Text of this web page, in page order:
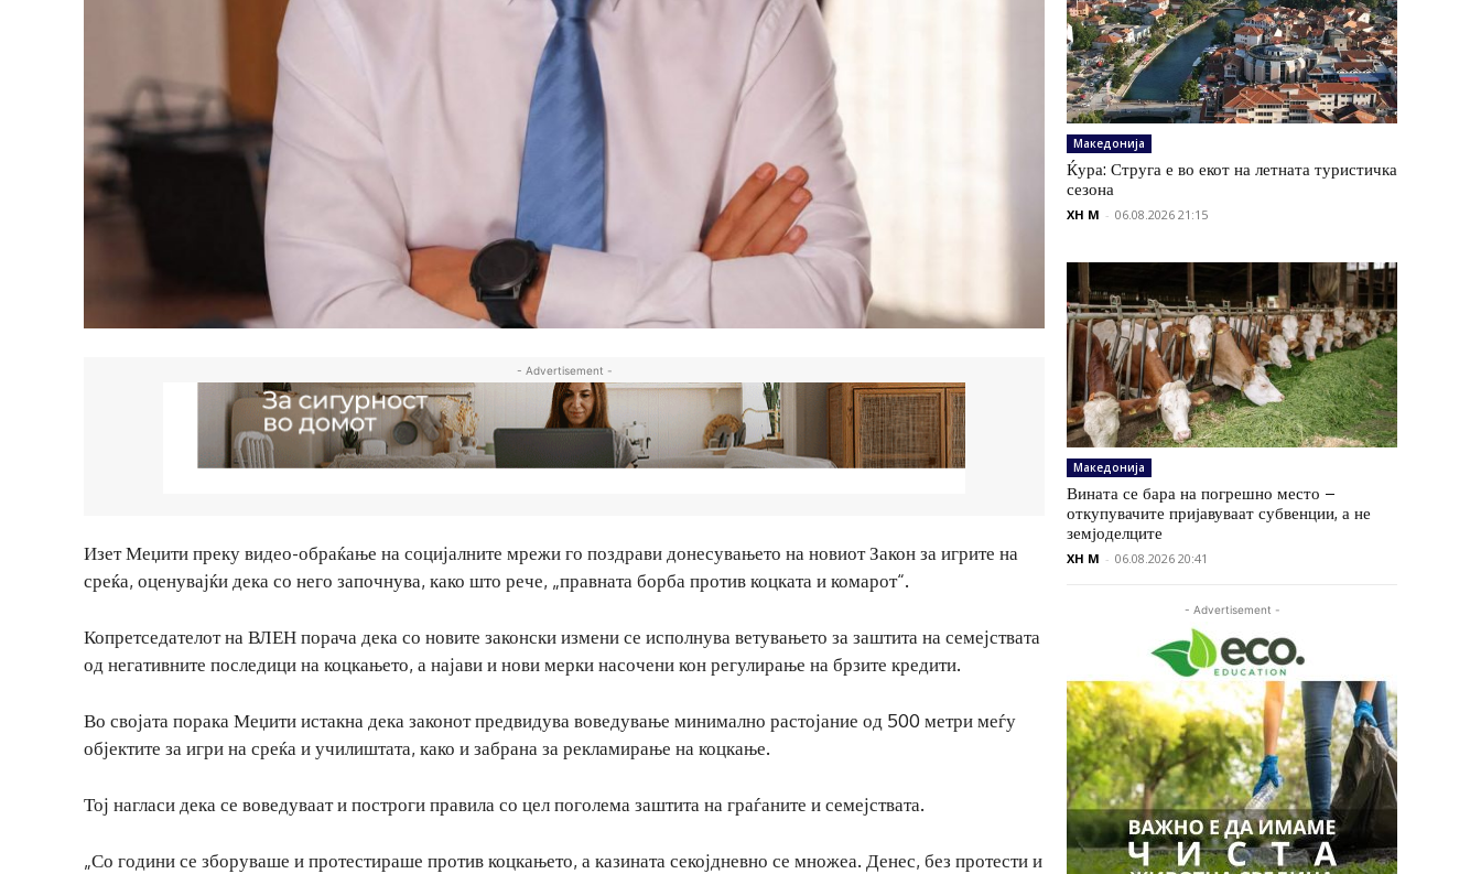
- Advertisement -
Изет Меџити преку видео-обраќање на социјалните мрежи го поздрави донесувањето на новиот Закон за игрите на
среќа, оценувајќи дека со него започнува, како што рече, „правната борба против коцката и комарот“.
Копретседателот на ВЛЕН порача дека со новите законски измени се исполнува ветувањето за заштита на семејствата
од негативните последици на коцкањето, а најави и нови мерки насочени кон регулирање на брзите кредити.
Во својата порака Меџити истакна дека законот предвидува воведување минимално растојание од 500 метри меѓу
објектите за игри на среќа и училиштата, како и забрана за рекламирање на коцкање.
Тој нагласи дека се воведуваат и построги правила со цел поголема заштита на граѓаните и семејствата.
„Со години се зборуваше и протестираше против коцкањето, а казината секојдневно се множеа. Денес, без протести и
Македонија
Ќура: Струга е во екот на летната туристичка
сезона
XH M - 06.08.2026 21:15
Македонија
Вината се бара на погрешно место –
откупувачите пријавуваат субвенции, а не
земјоделците
XH M - 06.08.2026 20:41
- Advertisement -